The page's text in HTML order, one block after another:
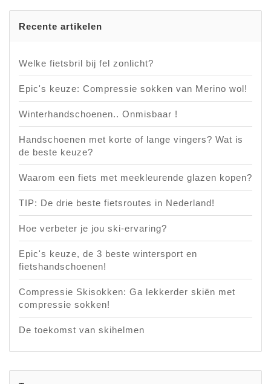
Recente artikelen
Welke fietsbril bij fel zonlicht?
Epic's keuze: Compressie sokken van Merino wol!
Winterhandschoenen.. Onmisbaar !
Handschoenen met korte of lange vingers? Wat is
de beste keuze?
Waarom een fiets met meekleurende glazen kopen?
TIP: De drie beste fietsroutes in Nederland!
Hoe verbeter je jou ski-ervaring?
Epic's keuze, de 3 beste wintersport en
fietshandschoenen!
Compressie Skisokken: Ga lekkerder skiën met
compressie sokken!
De toekomst van skihelmen